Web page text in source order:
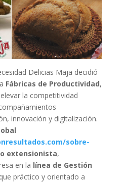
Delicias Maja decidió
Fábricas de Productividad,
la competitividad
innovación y digitalización.
sobre-
extensionista,
en la línea de Gestión
práctico y orientado a